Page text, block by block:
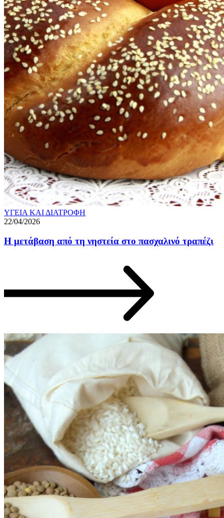
ΥΓΕΙΑ ΚΑΙ ΔΙΑΤΡΟΦΗ
22/04/2026
Η μετάβαση από τη νηστεία στο πασχαλινό τραπέζι